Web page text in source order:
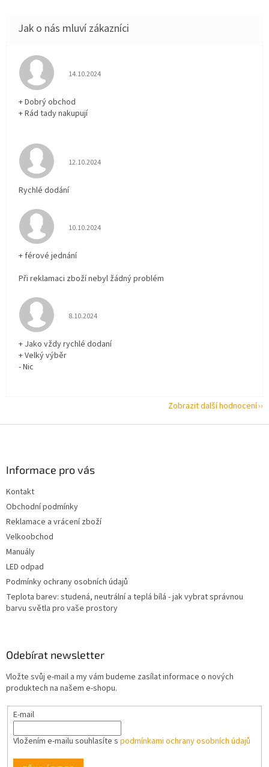
Hodnocení obchodu je 5 z 5 hvězdiček.
14.10.2024
+ Dobrý obchod
+ Rád tady nakupují
Hodnocení obchodu je 5 z 5 hvězdiček.
12.10.2024
Rychlé dodání
Hodnocení obchodu je 5 z 5 hvězdiček.
10.10.2024
+ férové jednání
Při reklamaci zboží nebyl žádný problém
Hodnocení obchodu je 5 z 5 hvězdiček.
8.10.2024
+ Jako vždy rychlé dodaní
+ Velký výběr
- Nic
Zobrazit další hodnocení
Informace pro vás
Kontakt
Obchodní podmínky
Reklamace a vrácení zboží
Velkoobchod
Manuály
LED odpad
Podmínky ochrany osobních údajů
Teplota barev: studená, neutrální a teplá bílá - jak vybrat správnou
barvu světla pro vaše prostory
Odebírat newsletter
Vložte svůj e-mail a my vám budeme zasílat informace o nových
produktech na našem e-shopu.
E-mail
Vložením e-mailu souhlasíte s podmínkami ochrany osobních údajů